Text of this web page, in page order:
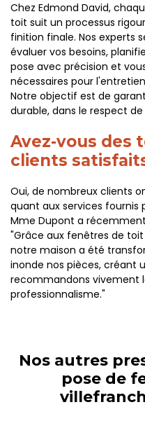
Chez Edmond David,
toit suit un processus
finition finale. Nos experts
évaluer vos besoins,
pose avec précision et
nécessaires pour
Notre objectif est de
durable, dans le respect
Avez-vous des
clients
Oui, de nombreux clients
quant aux services fournis
Mme Dupont a
"Grâce aux fenêtres de
notre maison a été
inonde nos pièces, créant
recommandons vivement
professionnalisme."
Nos autres
pose de